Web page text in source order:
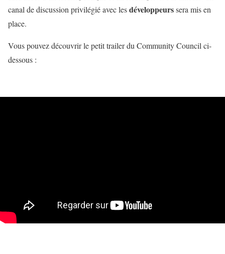
canal de discussion privilégié avec lesdéveloppeurssera mis en
place.
Vous pouvez découvrir le petit trailer du Community Council ci-
dessous :